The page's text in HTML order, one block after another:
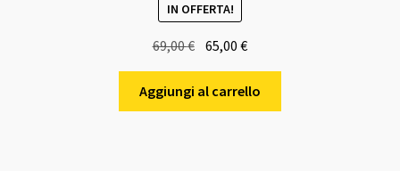
IN OFFERTA!
69,00€
originale
era:
65,00€Il
attuale
è:
Aggiungi al carrello